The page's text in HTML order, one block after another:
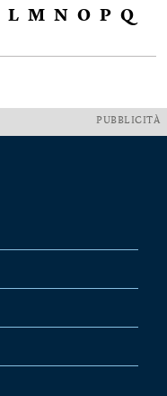
L M N O P Q
PUBBLICITÀ